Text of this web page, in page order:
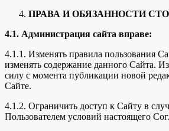
ПРАВА И ОБЯЗАННОСТИ
4.1. Администрация сайта вправе:
4.1.1. Изменять правила пользования
изменять содержание данного Сайта.
силу с момента публикации новой
Сайте.
4.1.2. Ограничить доступ к Сайту в
Пользователем условий настоящего